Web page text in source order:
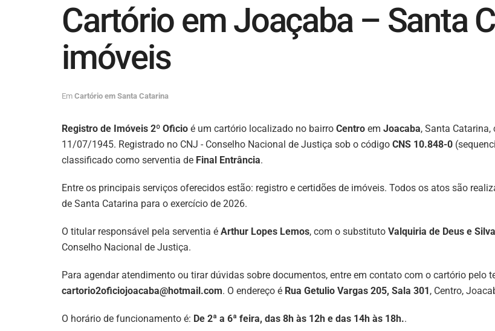
Cartório em Joaçaba – Santa
imóveis
Em Cartório em Santa Catarina
Registro de Imóveis 2º Oficio é um cartório localizado no bairro Centro em Joacaba, Santa Catarina,
11/07/1945. Registrado no CNJ - Conselho Nacional de Justiça sob o código CNS 10.848-0
classificado como serventia de Final Entrância.
Entre os principais serviços oferecidos estão: registro e certidões de imóveis. Todos os atos são
de Santa Catarina para o exercício de 2026.
O titular responsável pela serventia é Arthur Lopes Lemos, com o substituto Valquiria de Deus e Silva
Conselho Nacional de Justiça.
Para agendar atendimento ou tirar dúvidas sobre documentos, entre em contato com o cartório pelo
cartorio2oficiojoacaba@hotmail.com. O endereço é Rua Getulio Vargas 205, Sala 301 , Centro,
O horário de funcionamento é: De 2ª a 6ª feira, das 8h às 12h e das 14h às 18h..